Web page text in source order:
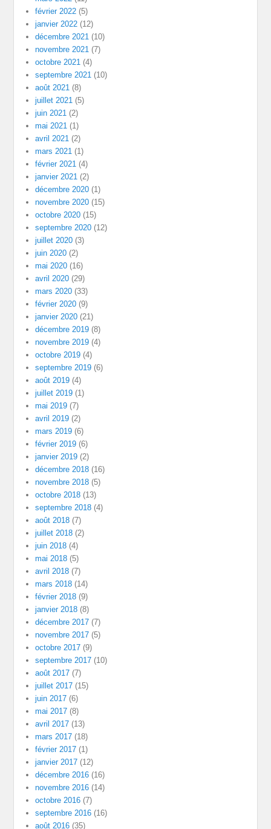
février 2022 (5)
janvier 2022 (12)
décembre 2021 (10)
novembre 2021 (7)
octobre 2021 (4)
septembre 2021 (10)
août 2021 (8)
juillet 2021 (5)
juin 2021 (2)
mai 2021 (1)
avril 2021 (2)
mars 2021 (1)
février 2021 (4)
janvier 2021 (2)
décembre 2020 (1)
novembre 2020 (15)
octobre 2020 (15)
septembre 2020 (12)
juillet 2020 (3)
juin 2020 (2)
mai 2020 (16)
avril 2020 (29)
mars 2020 (33)
février 2020 (9)
janvier 2020 (21)
décembre 2019 (8)
novembre 2019 (4)
octobre 2019 (4)
septembre 2019 (6)
août 2019 (4)
juillet 2019 (1)
mai 2019 (7)
avril 2019 (2)
mars 2019 (6)
février 2019 (6)
janvier 2019 (2)
décembre 2018 (16)
novembre 2018 (5)
octobre 2018 (13)
septembre 2018 (4)
août 2018 (7)
juillet 2018 (2)
juin 2018 (4)
mai 2018 (5)
avril 2018 (7)
mars 2018 (14)
février 2018 (9)
janvier 2018 (8)
décembre 2017 (7)
novembre 2017 (5)
octobre 2017 (9)
septembre 2017 (10)
août 2017 (7)
juillet 2017 (15)
juin 2017 (6)
mai 2017 (8)
avril 2017 (13)
mars 2017 (18)
février 2017 (1)
janvier 2017 (12)
décembre 2016 (16)
novembre 2016 (14)
octobre 2016 (7)
septembre 2016 (16)
août 2016 (35)